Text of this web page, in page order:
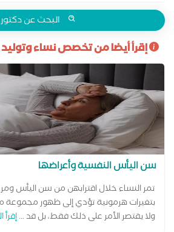
البحث عن دكتور
إقرأ أيضا من تخصص نساء وتوليد
سن اليأس النفسية وأعراضها
تمر النساء خلال اقترابهن من سن اليأس
بتغيرات هرمونية تؤدي إلى ظهور مجموعة
ولا يقتصر الأمر على ذلك فقط، بل قد ...